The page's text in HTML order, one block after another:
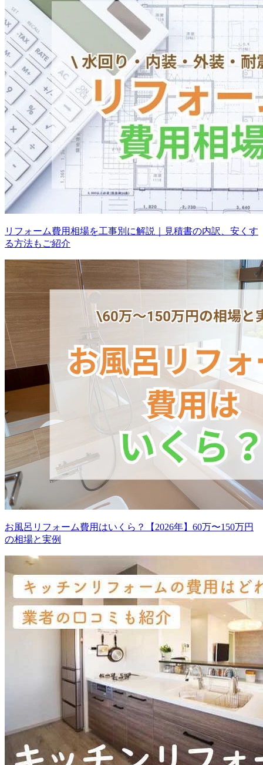
リフォーム費用相場を工事別に解説｜見積書の内訳、安くす
る方法もご紹介
お風呂リフォーム費用はいくら？【2026年】60万〜150万円
の相場と実例